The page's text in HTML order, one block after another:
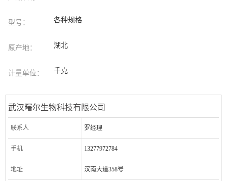
型号： 各种规格
原产地： 湖北
计量单位： 千克
武汉曙尔生物科技有限公司
联系人 罗经理
手机 13277972784
地址 汉南大道358号